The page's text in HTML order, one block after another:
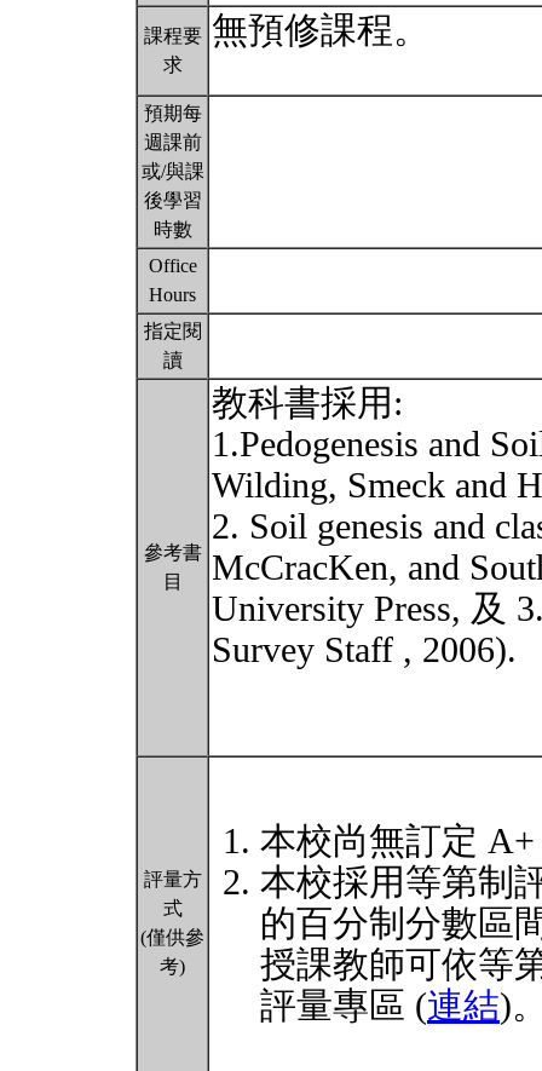
課程要
求
無預修課程。
預期每
週課前
或/與課
後學習
時數
Office
Hours
指定閱
讀
參考書
目
教科書採用:
1.Pedogenesis and
Wilding, Smeck and
2. Soil genesis and
McCracKen, and
University Press, 及
Survey Staff , 2006).
評量方
式
(僅供參
考)
本校尚無訂定
本校採用等第制
的百分制分數區
授課教師可依等
評量專區 (連結)